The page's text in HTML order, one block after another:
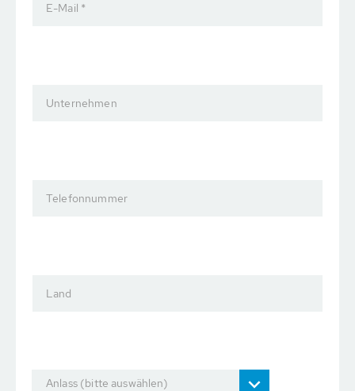
E-Mail *
Unternehmen
Telefonnummer
Land
Anlass (bitte auswählen)